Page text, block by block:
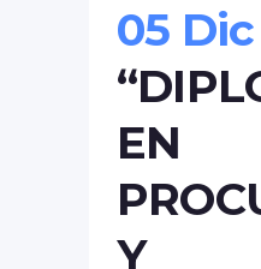
05 Dic
EN
Y